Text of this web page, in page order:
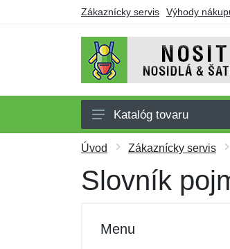
Zákaznícky servis Výhody
Nosidlá
Šatky
Oblečenie pre nosenie
Katalóg tovaru
Úvod Zákaznícky servis
Slovník
Menu